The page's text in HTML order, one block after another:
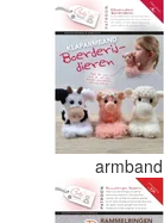
armband